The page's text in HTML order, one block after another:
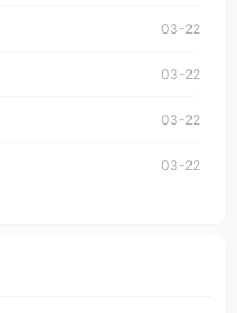
，即可解决「海外用户收听腾讯
、澳大利亚、欧洲等国家和地区
亚、欧洲等国家和地区时，网易
地区播放。 遇到这个问题
区版权限制」的问题，无论人在
03-22
03-22
03-22
03-22